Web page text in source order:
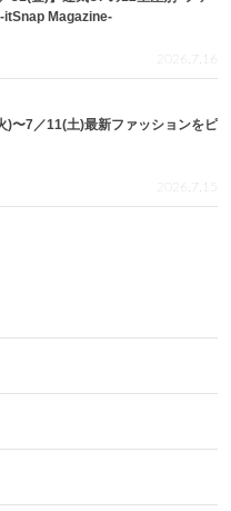
itSnap Magazine-
2026.7.16
)〜7／11(土)最新ファッションをピ
2026.7.15